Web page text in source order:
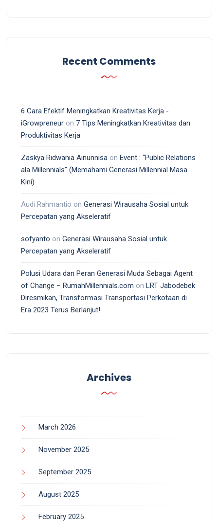
Recent Comments
6 Cara Efektif Meningkatkan Kreativitas Kerja -
iGrowpreneur on 7 Tips Meningkatkan Kreativitas dan
Produktivitas Kerja
Zaskya Ridwania Ainunnisa on Event : “Public Relations
ala Millennials” (Memahami Generasi Millennial Masa
Kini)
Audi Rahmantio on Generasi Wirausaha Sosial untuk
Percepatan yang Akseleratif
sofyanto on Generasi Wirausaha Sosial untuk
Percepatan yang Akseleratif
Polusi Udara dan Peran Generasi Muda Sebagai Agent
of Change – RumahMillennials.com on LRT Jabodebek
Diresmikan, Transformasi Transportasi Perkotaan di
Era 2023 Terus Berlanjut!
Archives
March 2026
November 2025
September 2025
August 2025
February 2025